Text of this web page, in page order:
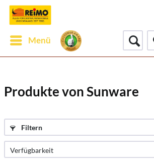
Menü
Produkte von Sunware
Filtern